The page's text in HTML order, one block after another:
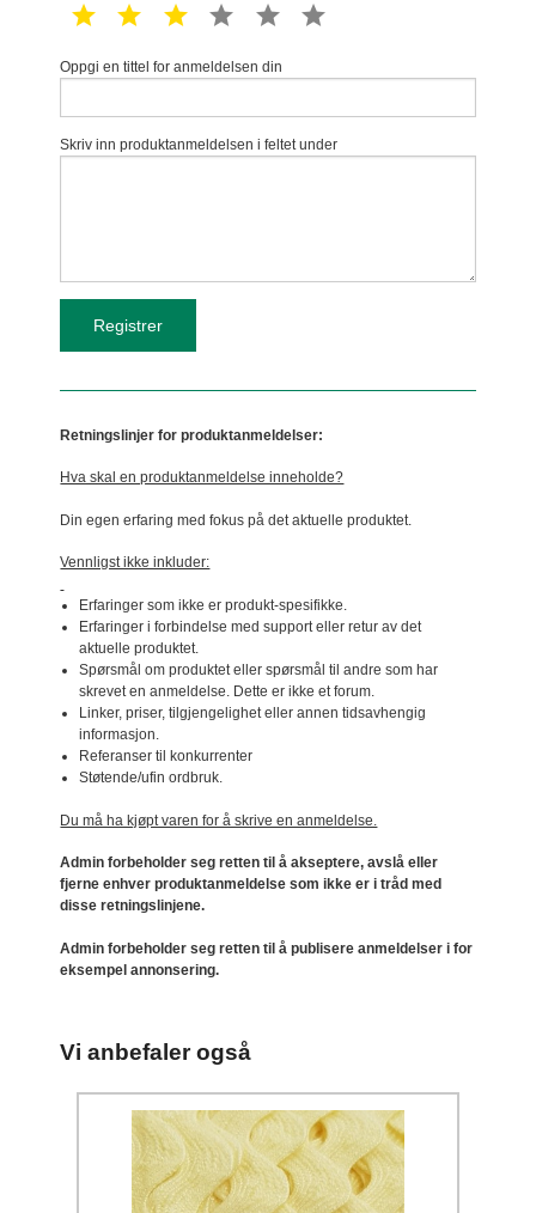
1 star 2 star 3 star 4 star 5 star
Oppgi en tittel for anmeldelsen din
Skriv inn produktanmeldelsen i feltet under
Retningslinjer for produktanmeldelser:
Hva skal en produktanmeldelse inneholde?
Din egen erfaring med fokus på det aktuelle produktet.
Vennligst ikke inkluder:
Erfaringer som ikke er produkt-spesifikke.
Erfaringer i forbindelse med support eller retur av det
aktuelle produktet.
Spørsmål om produktet eller spørsmål til andre som har
skrevet en anmeldelse. Dette er ikke et forum.
Linker, priser, tilgjengelighet eller annen tidsavhengig
informasjon.
Referanser til konkurrenter
Støtende/ufin ordbruk.
Du må ha kjøpt varen for å skrive en anmeldelse.
Admin forbeholder seg retten til å akseptere, avslå eller
fjerne enhver produktanmeldelse som ikke er i tråd med
disse retningslinjene.
Admin forbeholder seg retten til å publisere anmeldelser i for
eksempel annonsering.
Vi anbefaler også